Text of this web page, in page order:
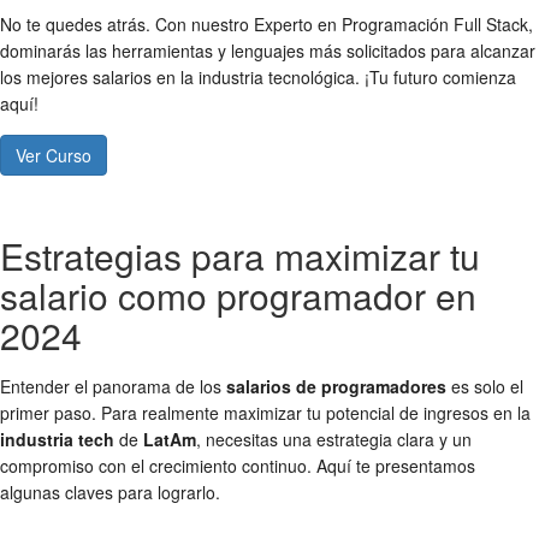
No te quedes atrás. Con nuestro Experto en Programación Full Stack,
dominarás las herramientas y lenguajes más solicitados para alcanzar
los mejores salarios en la industria tecnológica. ¡Tu futuro comienza
aquí!
Ver Curso
Estrategias para maximizar tu
salario como programador en
2024
Entender el panorama de los salarios de programadores es solo el
primer paso. Para realmente maximizar tu potencial de ingresos en la
industria tech de LatAm, necesitas una estrategia clara y un
compromiso con el crecimiento continuo. Aquí te presentamos
algunas claves para lograrlo.